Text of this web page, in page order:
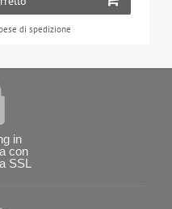
di spedizione
in
con
SSL